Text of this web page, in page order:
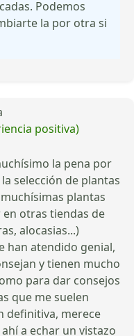
Podemos
la por otra si
positiva)
la pena por
selección de plantas
plantas
otras tiendas de
alocasias...)
han atendido genial,
y tienen mucho
para dar consejos
que me suelen
definitiva, merece
a echar un vistazo